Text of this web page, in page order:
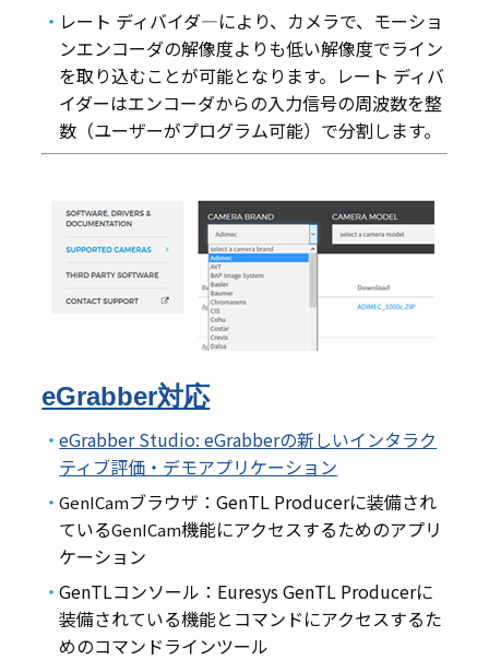
レート ディバイダ―により、カメラで、モーショ
ンエンコーダの解像度よりも低い解像度でライン
を取り込むことが可能となります。レート ディバ
イダーはエンコーダからの入力信号の周波数を整
数（ユーザーがプログラム可能）で分割します。
eGrabber対応
eGrabber Studio: eGrabberの新しいインタラク
ティブ評価・デモアプリケーション
GenICamブラウザ：GenTL Producerに装備され
ているGenICam機能にアクセスするためのアプリ
ケーション
GenTLコンソール：Euresys GenTL Producerに
装備されている機能とコマンドにアクセスするた
めのコマンドラインツール